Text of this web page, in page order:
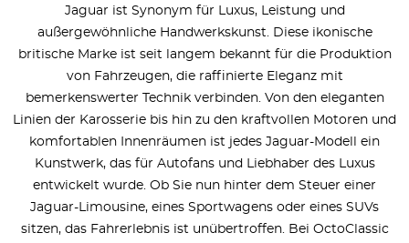
Jaguar ist Synonym für Luxus, Leistung und
außergewöhnliche Handwerkskunst. Diese ikonische
britische Marke ist seit langem bekannt für die Produktion
von Fahrzeugen, die raffinierte Eleganz mit
bemerkenswerter Technik verbinden. Von den eleganten
Linien der Karosserie bis hin zu den kraftvollen Motoren und
komfortablen Innenräumen ist jedes Jaguar-Modell ein
Kunstwerk, das für Autofans und Liebhaber des Luxus
entwickelt wurde. Ob Sie nun hinter dem Steuer einer
Jaguar-Limousine, eines Sportwagens oder eines SUVs
sitzen, das Fahrerlebnis ist unübertroffen. Bei OctoClassic